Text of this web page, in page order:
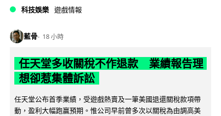
科技娛樂 遊戲情報
藍骨 18 小時
任天堂多收關稅不作退款 業績報告理
想卻惹集體訴訟
任天堂公布首季業績，受遊戲熱賣及一筆美國退還關稅款項帶
動，盈利大幅跑贏預期。惟公司早前曾多次以關稅為由調高美